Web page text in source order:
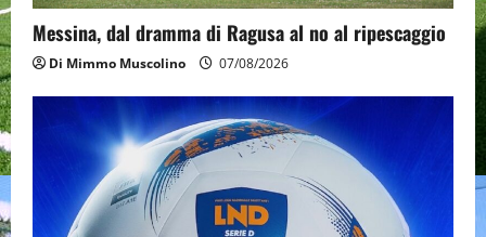
Messina, dal dramma di Ragusa al no al ripescaggio
Di Mimmo Muscolino 07/08/2026